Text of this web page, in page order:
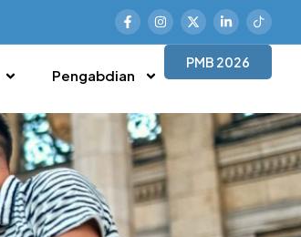
Pengabdian
PMB 2026